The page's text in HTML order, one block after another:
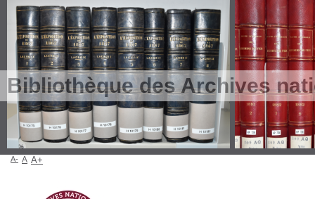
Bibliothèque des Archives
A- A A+